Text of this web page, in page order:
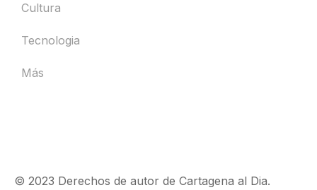
Cultura
Tecnologia
Más
© 2023 Derechos de autor de Cartagena al Dia.